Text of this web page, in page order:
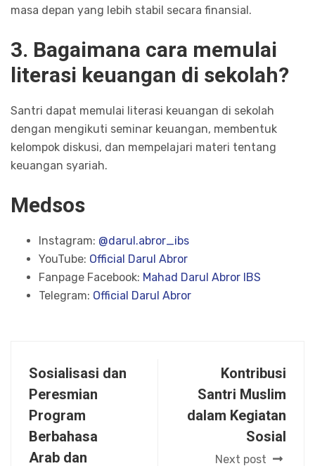
masa depan yang lebih stabil secara finansial.
3. Bagaimana cara memulai
literasi keuangan di sekolah?
Santri dapat memulai literasi keuangan di sekolah
dengan mengikuti seminar keuangan, membentuk
kelompok diskusi, dan mempelajari materi tentang
keuangan syariah.
Medsos
Instagram: @darul.abror_ibs
YouTube: Official Darul Abror
Fanpage Facebook: Mahad Darul Abror IBS
Telegram: Official Darul Abror
Sosialisasi dan
Peresmian
Program
Berbahasa
Arab dan
Kontribusi
Santri Muslim
dalam Kegiatan
Sosial
Next post